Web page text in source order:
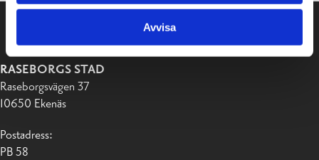
Avvisa
RASEBORGS STAD
Raseborgsvägen 37
10650 Ekenäs
Postadress:
PB 58